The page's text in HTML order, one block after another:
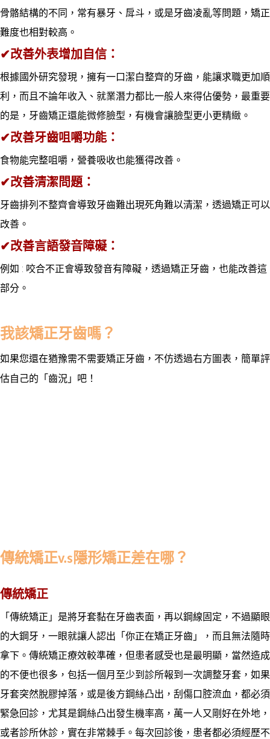
骨骼結構的不同，常有暴牙、戽斗，或是牙齒凌亂等問題，矯正
難度也相對較高。
✔改善外表增加自信：
根據國外研究發現，擁有一口潔白整齊的牙齒，能讓求職更加順
利，而且不論年收入、就業潛力都比一般人來得佔優勢，最重要
的是，牙齒矯正還能微修臉型，有機會讓臉型更小更精緻。
✔改善牙齒咀嚼功能：
食物能完整咀嚼，營養吸收也能獲得改善。
✔改善清潔問題：
牙齒排列不整齊會導致牙齒難出現死角難以清潔，透過矯正可以
改善。
✔改善言語發音障礙：
例如 : 咬合不正會導致發音有障礙，透過矯正牙齒，也能改善這
部分。
我該矯正牙齒嗎？
如果您還在猶豫需不需要矯正牙齒，不仿透過右方圖表，簡單評
估自己的「齒況」吧！
傳統矯正v.s隱形矯正差在哪？
傳統矯正
「傳統矯正」是將牙套黏在牙齒表面，再以鋼線固定，不過顯眼
的大鋼牙，一眼就讓人認出「你正在矯正牙齒」，而且無法隨時
拿下。傳統矯正療效較準確，但患者感受也是最明顯，當然造成
的不便也很多，包括一個月 至少到診所報到一次調整牙套，如果
牙套突然脫膠掉落，或是後方鋼絲凸出，刮傷口腔流血，都必須
緊急回診，尤其是鋼絲凸出發生機率高，萬一人又剛好在外地，
或者診所休診，實在非常棘手。每次回診後，患者都必須經歷不